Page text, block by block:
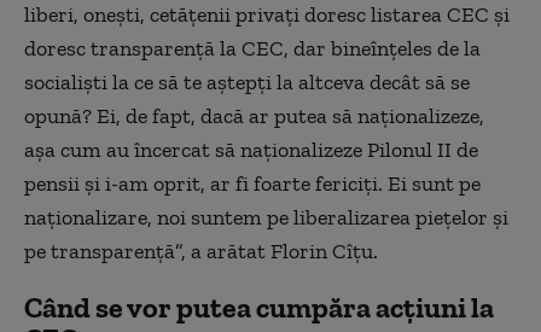
liberi, oneşti, cetăţenii privaţi doresc listarea CEC şi
doresc transparenţă la CEC, dar bineînţeles de la
socialişti la ce să te aştepţi la altceva decât să se
opună? Ei, de fapt, dacă ar putea să naţionalizeze,
aşa cum au încercat să naționalizeze Pilonul II de
pensii şi i-am oprit, ar fi foarte fericiţi. Ei sunt pe
naţionalizare, noi suntem pe liberalizarea pieţelor şi
pe transparenţă”, a arătat Florin Cîțu.
Când se vor putea cumpăra acțiuni la